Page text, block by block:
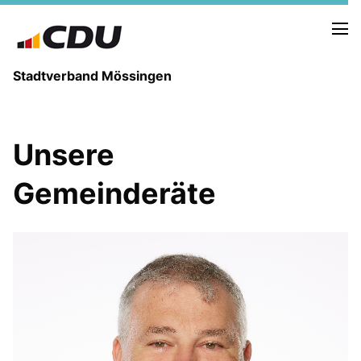
Stadtverband Mössingen
ARCHIV
TERMINE
VORSTAND
ABGEORDNETE
UNSERE GEMEINDERÄTE
Termine
Unsere
Gemeinderäte